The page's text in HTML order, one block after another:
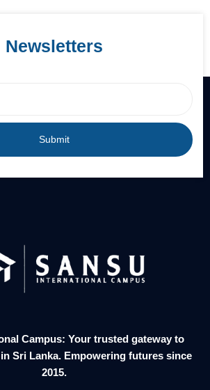
Newsletters
Submit
Campus: Your trusted gateway to
Sri Lanka. Empowering futures since
2015.